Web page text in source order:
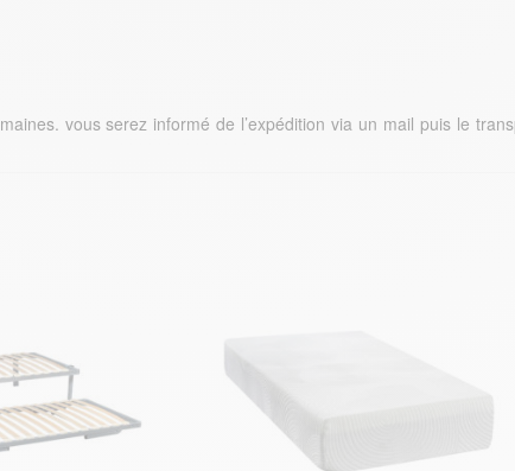
vous serez informé de l’expédition via un mail puis le